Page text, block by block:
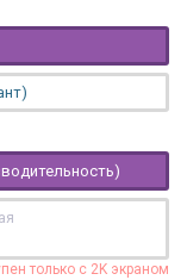
только с 2K экраном